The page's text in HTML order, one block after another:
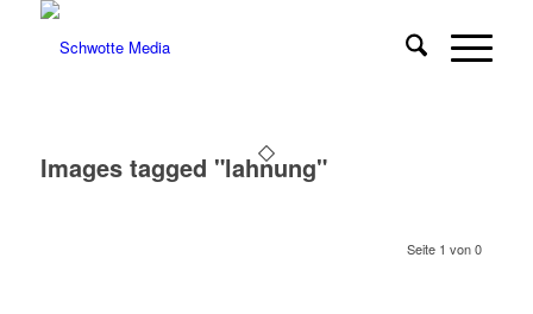
Images tagged "lahnung"
Seite 1 von 0